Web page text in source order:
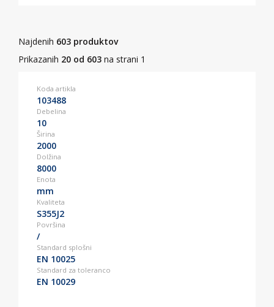
Najdenih 603 produktov
Prikazanih 20 od 603 na strani 1
Koda artikla
103488
Debelina
10
Širina
2000
Dolžina
8000
Enota
mm
Kvaliteta
S355J2
Površina
/
Standard splošni
EN 10025
Standard za toleranco
EN 10029